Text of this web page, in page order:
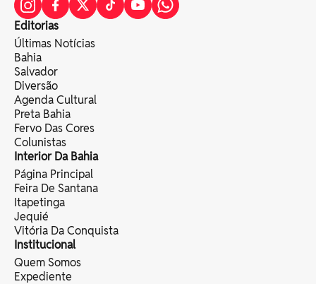
Editorias
Últimas Notícias
Bahia
Salvador
Diversão
Agenda Cultural
Preta Bahia
Fervo Das Cores
Colunistas
Interior Da Bahia
Página Principal
Feira De Santana
Itapetinga
Jequié
Vitória Da Conquista
Institucional
Quem Somos
Expediente